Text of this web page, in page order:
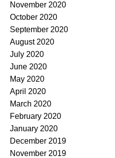
November 2020
October 2020
September 2020
August 2020
July 2020
June 2020
May 2020
April 2020
March 2020
February 2020
January 2020
December 2019
November 2019